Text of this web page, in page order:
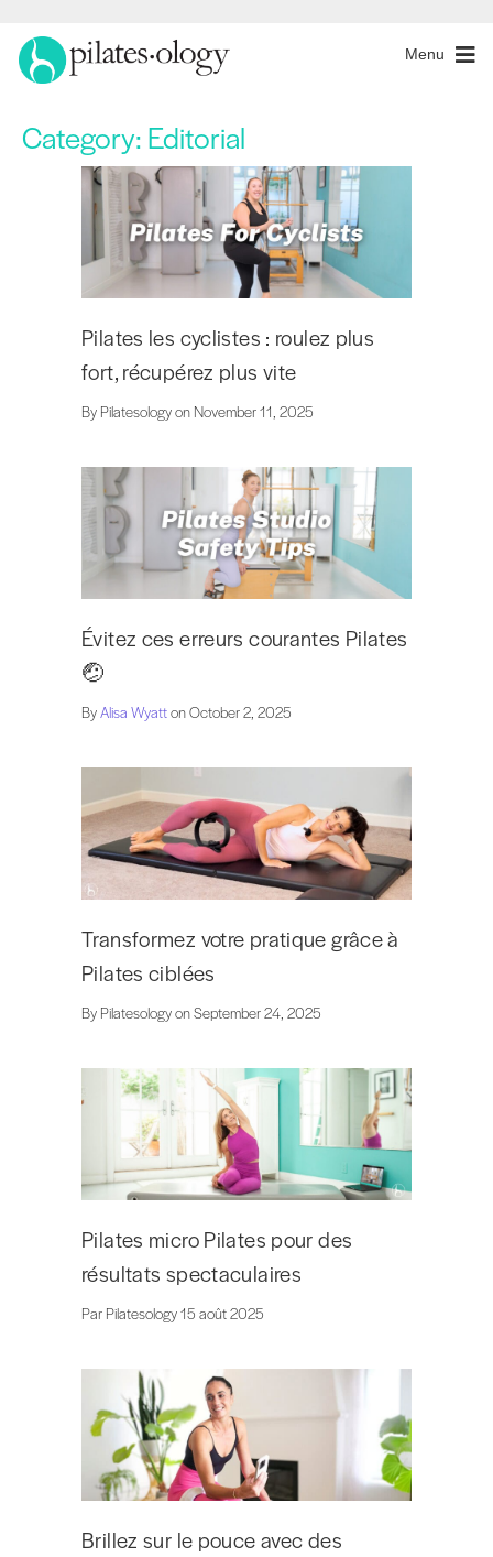
Menu
Category:Editorial
Pilates les cyclistes : roulez plus
fort, récupérez plus vite
By Pilatesology on November 11, 2025
Évitez ces erreurs courantes Pilates
🤕
ByAlisa Wyatton October 2, 2025
Transformez votre pratique grâce à
Pilates ciblées
By Pilatesology on September 24, 2025
Pilates micro Pilates pour des
résultats spectaculaires
Par Pilatesology 15 août 2025
Brillez sur le pouce avec des